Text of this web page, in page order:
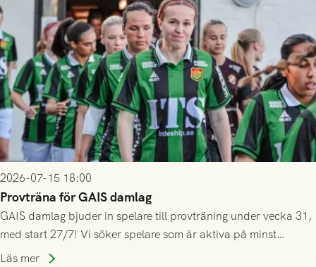
2026-07-15 18:00
Provträna för GAIS damlag
GAIS damlag bjuder in spelare till provträning under vecka 31,
med start 27/7! Vi söker spelare som är aktiva på minst
division 3-nivå.
Läs mer